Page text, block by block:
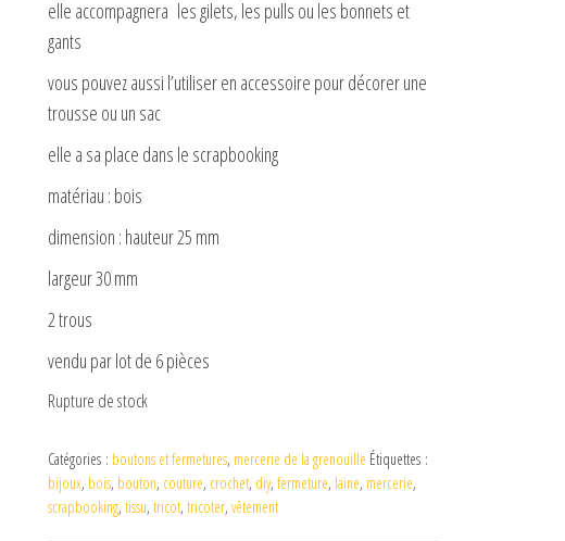
elle accompagnera les gilets, les pulls ou les bonnets et
gants
vous pouvez aussi l’utiliser en accessoire pour décorer une
trousse ou un sac
elle a sa place dans le scrapbooking
matériau : bois
dimension : hauteur 25 mm
largeur 30 mm
2 trous
vendu par lot de 6 pièces
Rupture de stock
Catégories : boutons et fermetures, mercerie de la grenouille Étiquettes :
bijoux, bois, bouton, couture, crochet, diy, fermeture, laine, mercerie,
scrapbooking, tissu, tricot, tricoter, vêtement